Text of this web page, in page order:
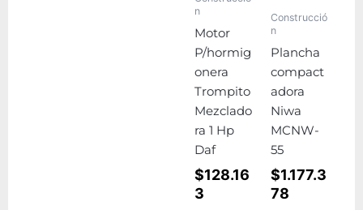
n
Motor
P/hormig
onera
Trompito
Mezclado
ra 1 Hp
Daf
$128.16
3
Construcció
n
Plancha
compact
adora
Niwa
MCNW-
55
$1.177.3
78